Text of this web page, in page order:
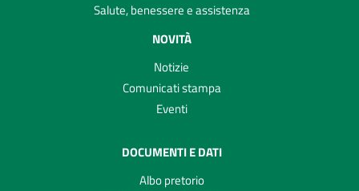
Salute, benessere e assistenza
NOVITÀ
Notizie
Comunicati stampa
Eventi
DOCUMENTI E DATI
Albo pretorio